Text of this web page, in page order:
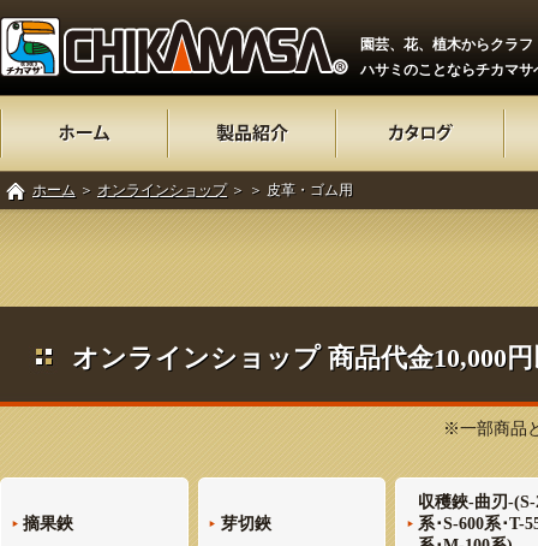
園芸、花、植木からクラフ
ハサミのことならチカマサ
ホーム ＞ オンラインショップ＞ ＞ 皮革・ゴム用
オンラインショップ 商品代金10,000
※一部商品
摘果鋏 芽切鋏
収穫鋏-曲刃-(S-
系･S-600系･T-